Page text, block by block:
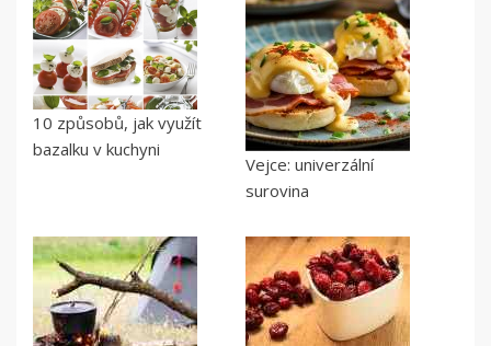
10 způsobů, jak využít
bazalku v kuchyni
Vejce: univerzální
surovina